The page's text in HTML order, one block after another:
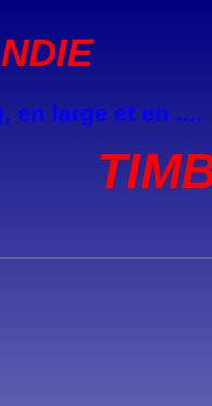
en large et en ....